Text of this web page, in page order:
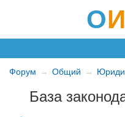
О
Форум Общий
База